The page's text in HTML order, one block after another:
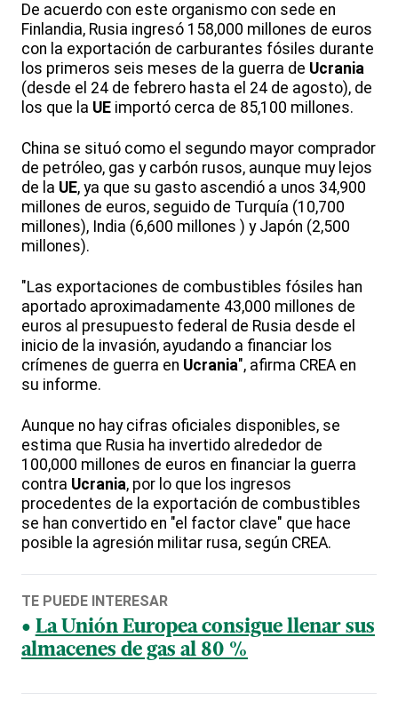
De acuerdo con este organismo con sede en
Finlandia, Rusia ingresó 158,000 millones de euros
con la exportación de carburantes fósiles durante
los primeros seis meses de la guerra de Ucrania
(desde el 24 de febrero hasta el 24 de agosto), de
los que la UE importó cerca de 85,100 millones.
China se situó como el segundo mayor comprador
de petróleo, gas y carbón rusos, aunque muy lejos
de la UE, ya que su gasto ascendió a unos 34,900
millones de euros, seguido de Turquía (10,700
millones), India (6,600 millones ) y Japón (2,500
millones).
"Las exportaciones de combustibles fósiles han
aportado aproximadamente 43,000 millones de
euros al presupuesto federal de Rusia desde el
inicio de la invasión, ayudando a financiar los
crímenes de guerra en Ucrania", afirma CREA en
su informe.
Aunque no hay cifras oficiales disponibles, se
estima que Rusia ha invertido alrededor de
100,000 millones de euros en financiar la guerra
contra Ucrania, por lo que los ingresos
procedentes de la exportación de combustibles
se han convertido en "el factor clave" que hace
posible la agresión militar rusa, según CREA.
TE PUEDE INTERESAR
La Unión Europea consigue llenar sus
almacenes de gas al 80 %